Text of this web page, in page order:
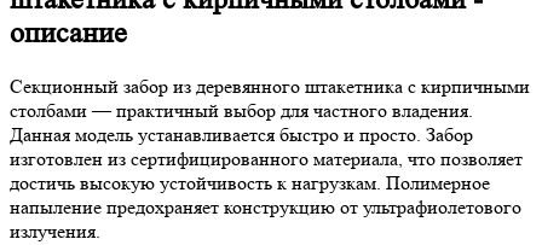
описание
Секционный забор из деревянного штакетника с кирпичными
столбами — практичный выбор для частного владения.
Данная модель устанавливается быстро и просто. Забор
изготовлен из сертифицированного материала, что позволяет
достичь высокую устойчивость к нагрузкам. Полимерное
напыление предохраняет конструкцию от ультрафиолетового
излучения.